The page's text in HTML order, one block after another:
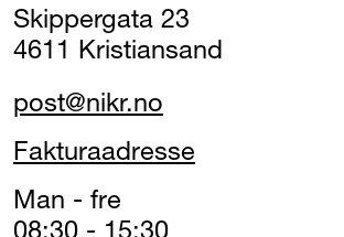
Skippergata 23
4611 Kristiansand
post@nikr.no
Fakturaadresse
Man - fre
08:30 - 15:30